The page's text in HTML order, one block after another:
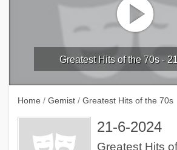
Greatest Hits of the 70s -
Home / Gemist / Greatest Hits of the 70s
21-6-2024
Greatest Hits